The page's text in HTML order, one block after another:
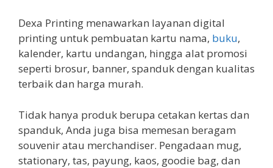
Dexa Printing menawarkan layanan digital
printing untuk pembuatan kartu nama, buku,
kalender, kartu undangan, hingga alat promosi
seperti brosur, banner, spanduk dengan kualitas
terbaik dan harga murah.
Tidak hanya produk berupa cetakan kertas dan
spanduk, Anda juga bisa memesan beragam
souvenir atau merchandiser. Pengadaan mug,
stationary, tas, payung, kaos, goodie bag, dan